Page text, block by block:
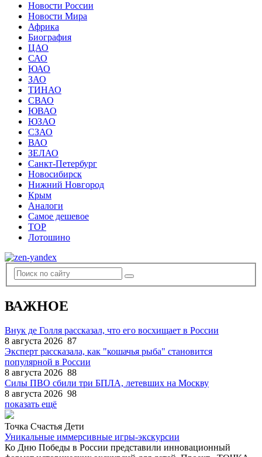
Новости России
Новости Мира
Африка
Биография
ЦАО
САО
ЮАО
ЗАО
ТИНАО
СВАО
ЮВАО
ЮЗАО
СЗАО
ВАО
ЗЕЛАО
Санкт-Петербург
Новосибирск
Нижний Новгород
Крым
Аналоги
Самое дешевое
TOP
Лотошино
ВАЖНОЕ
Внук де Голля рассказал, что его восхищает в России
8 августа 2026 87
Эксперт рассказала, как "кошачья рыба" становится
популярной в России
8 августа 2026 88
Силы ПВО сбили три БПЛА, летевших на Москву
8 августа 2026 98
показать ещё
Точка Счастья Дети
Уникальные иммерсивные игры-экскурсии
Ко Дню Победы в России представили инновационный